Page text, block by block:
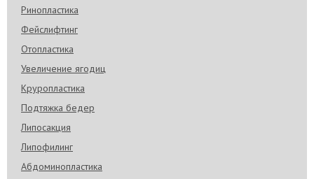
Ринопластика
Фейслифтинг
Отопластика
Увеличение ягодиц
Круропластика
Подтяжка бедер
Липосакция
Липофилинг
Абдоминопластика